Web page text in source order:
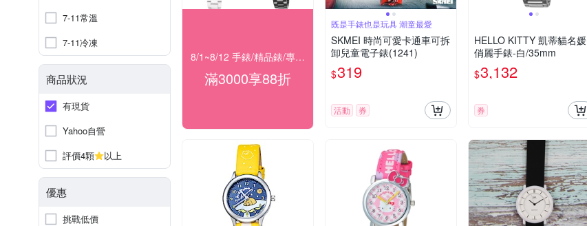
7-11常溫
7-11冷凍
商品狀況
有現貨
Yahoo自營
評價4顆
以上
優惠
挑戰低價
8/1~8/12 手錶/精品錶/專櫃飾品 指定商品滿$3000享88折
滿3000享88折
既是手錶也是玩具 潮童最愛
SKMEI 時尚可愛卡通車可拆
卸兒童電子錶(1241)
$319
活動 券
HELLO KITTY 凱蒂貓名媛
俏麗手錶-白/35mm
$3,132
券